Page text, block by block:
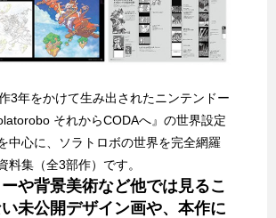
3年をかけて生み出されたニンテンドー
それからCODAへ』の世界設定
中心に、ソラトロボの世界を完全網羅
料集（全3部作）です。
や背景美術など他では見るこ
未公開デザイン画や、本作に